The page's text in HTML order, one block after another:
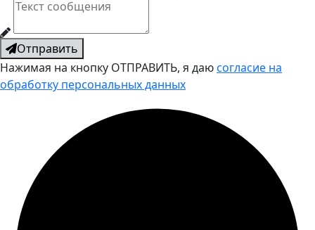
Отправить
Нажимая на кнопку ОТПРАВИТЬ, я даюсогласие на
обработку персональных данных